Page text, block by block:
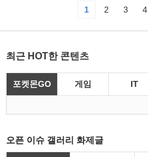
1 2 3 4
최근 HOT한 콘텐츠
포켓몬GO 게임 IT
오픈 이슈 갤러리 화제글